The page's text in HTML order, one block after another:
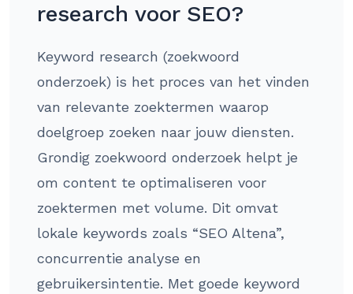
research voor SEO?
Keyword research (zoekwoord
onderzoek) is het proces van het vinden
van relevante zoektermen waarop
doelgroep zoeken naar jouw diensten.
Grondig zoekwoord onderzoek helpt je
om content te optimaliseren voor
zoektermen met volume. Dit omvat
lokale keywords zoals “SEO Altena”,
concurrentie analyse en
gebruikersintentie. Met goede keyword